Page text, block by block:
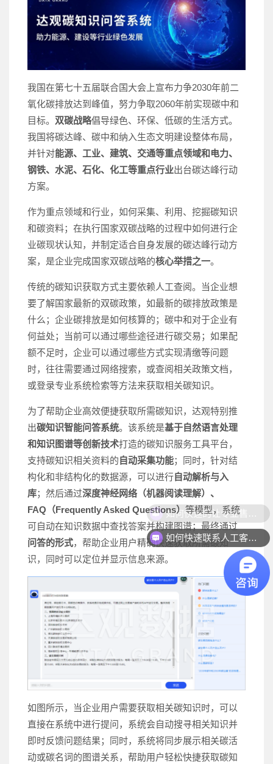
我国在第七十五届联合国大会上宣布力争2030年前二
氧化碳排放达到峰值，努力争取2060年前实现碳中和
目标。 双碳战略倡导绿色、环保、低碳的生活方式。
我国将碳达峰、碳中和纳入生态文明建设整体布局，
并针对能源、工业、建筑、交通等重点领域和电力、
钢铁、水泥、石化、化工等重点行业出台碳达峰行动
方案。
作为重点领域和行业，如何采集、利用、挖掘碳知识
和碳资料；在执行国家双碳战略的过程中如何进行企
业碳现状认知，并制定适合自身发展的碳达峰行动方
案，是企业完成国家双碳战略的核心举措之一。
传统的碳知识获取方式主要依赖人工查阅。当企业想
要了解国家最新的双碳政策，如最新的碳排放政策是
什么；企业碳排放是如何核算的；碳中和对于企业有
何益处；当前可以通过哪些途径进行碳交易；如果配
额不足时，企业可以通过哪些方式实现清缴等问题
时，往往需要通过网络搜索，或查阅相关政策文档，
或登录专业系统检索等方法来获取相关碳知识。
为了帮助企业高效便捷获取所需碳知识，达观特别推
出碳知识智能问答系统。该系统是基于自然语言处理
和知识图谱等创新技术打造的碳知识服务工具平台，
支持碳知识相关资料的自动采集功能；同时，针对结
构化和非结构化的数据源，可以进行自动解析与入
库；然后通过深度神经网络（机器阅读理解）、
FAQ（Frequently Asked Questions）等模型，系统
可自动在知识数据中查找答案并构建图谱；最终通过
问答的形式，帮助企业用户精确快速获取所需碳知
识，同时可以定位并显示信息来源。
如图所示，当企业用户需要获取相关碳知识时，可以
直接在系统中进行提问，系统会自动搜寻相关知识并
即时反馈问题结果；同时，系统将同步展示相关碳活
动或碳名词的图谱关系，帮助用户轻松快捷获取碳知